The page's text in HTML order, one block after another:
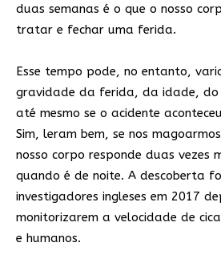
duas semanas é o que o nosso
tratar e fechar uma ferida.
Esse tempo pode, no entanto,
gravidade da ferida, da idade, do
até mesmo se o acidente
Sim, leram bem, se nos
nosso corpo responde duas vezes
quando é de noite. A descoberta
investigadores ingleses em 2017
monitorizarem a velocidade de
e humanos.